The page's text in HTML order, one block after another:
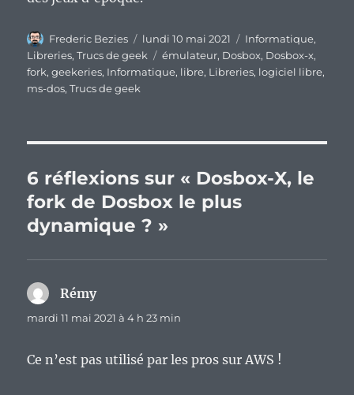
Auteur
Frederic Bezies
Publié
le
lundi 10 mai 2021 Catégories
Informatique,
Libreries,Trucs de geek Étiquettes
émulateur, Dosbox, Dosbox-x,
fork,geekeries, Informatique, libre, Libreries, logiciel libre,
ms-dos,Trucs de geek
6 réflexions sur « Dosbox-X, le
fork de Dosbox le plus
dynamique ? »
Rémydit :
mardi 11 mai 2021 à 4 h 23 min
Ce n’est pas utilisé par les pros sur AWS !